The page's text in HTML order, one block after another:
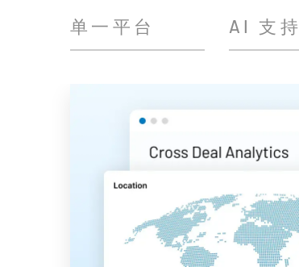
单一平台 AI 支持